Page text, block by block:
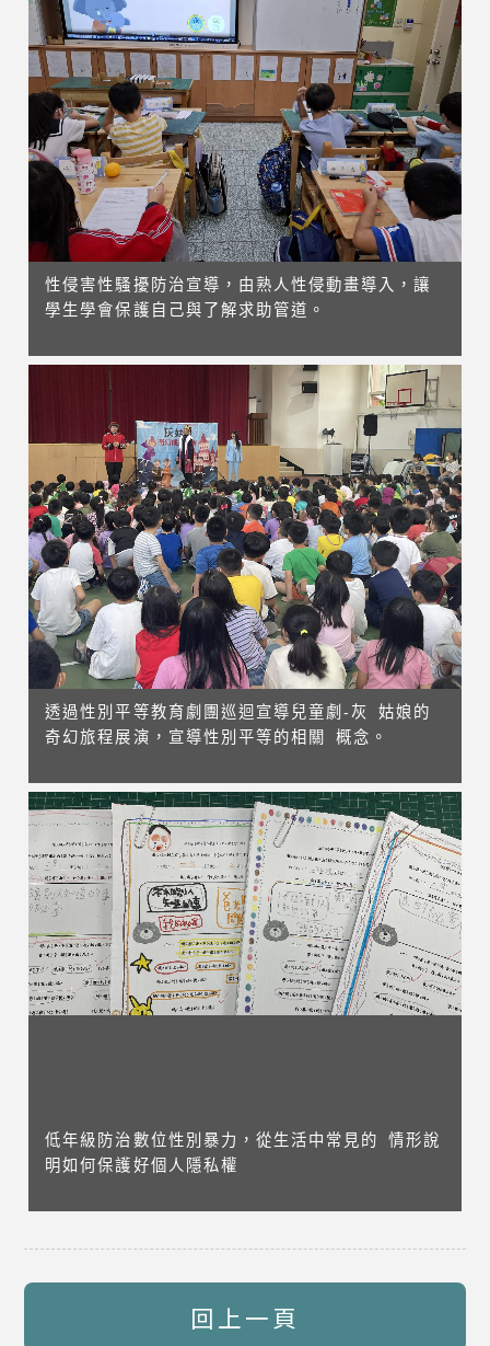
性侵害性騷擾防治宣導，由熟人性侵動畫導入，讓
學生學會保護自己與了解求助管道。
透過性別平等教育劇團巡迴宣導兒童劇-灰 姑娘的
奇幻旅程展演，宣導性別平等的相關 概念。
低年級防治數位性別暴力，從生活中常見的 情形說
明如何保護好個人隱私權
回上一頁